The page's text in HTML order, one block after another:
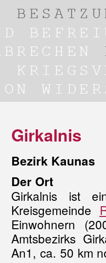
Girkalnis
Bezirk Kaunas
Der Ort
Girkalnis ist
Kreisgemeinde
Einwohnern
Amtsbezirks
An1, ca. 50 km